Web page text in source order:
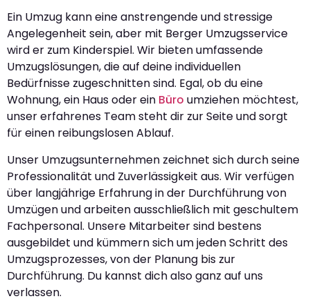
Ein Umzug kann eine anstrengende und stressige
Angelegenheit sein, aber mit Berger Umzugsservice
wird er zum Kinderspiel. Wir bieten umfassende
Umzugslösungen, die auf deine individuellen
Bedürfnisse zugeschnitten sind. Egal, ob du eine
Wohnung, ein Haus oder ein Büro umziehen möchtest,
unser erfahrenes Team steht dir zur Seite und sorgt
für einen reibungslosen Ablauf.
Unser Umzugsunternehmen zeichnet sich durch seine
Professionalität und Zuverlässigkeit aus. Wir verfügen
über langjährige Erfahrung in der Durchführung von
Umzügen und arbeiten ausschließlich mit geschultem
Fachpersonal. Unsere Mitarbeiter sind bestens
ausgebildet und kümmern sich um jeden Schritt des
Umzugsprozesses, von der Planung bis zur
Durchführung. Du kannst dich also ganz auf uns
verlassen.